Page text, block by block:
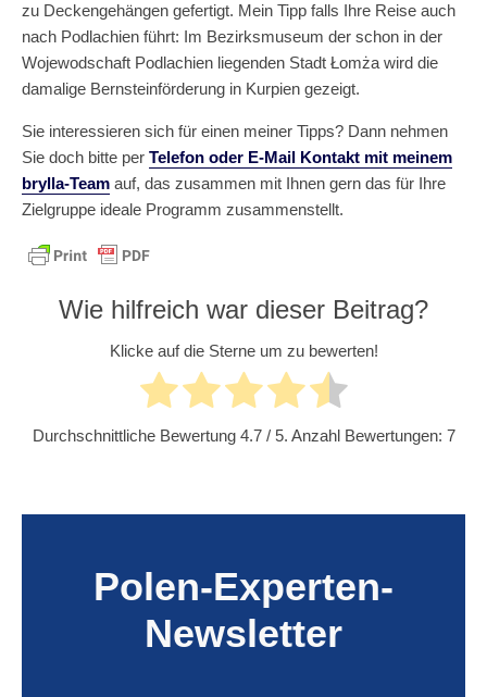
zu Deckengehängen gefertigt. Mein Tipp falls Ihre Reise auch
nach Podlachien führt: Im Bezirksmuseum der schon in der
Wojewodschaft Podlachien liegenden Stadt Łomża wird die
damalige Bernsteinförderung in Kurpien gezeigt.
Sie interessieren sich für einen meiner Tipps? Dann nehmen
Sie doch bitte per Telefon oder E-Mail Kontakt mit meinem
brylla-Team auf, das zusammen mit Ihnen gern das für Ihre
Zielgruppe ideale Programm zusammenstellt.
Wie hilfreich war dieser Beitrag?
Klicke auf die Sterne um zu bewerten!
Durchschnittliche Bewertung 4.7/ 5. Anzahl Bewertungen: 7
Polen-Experten-
Newsletter